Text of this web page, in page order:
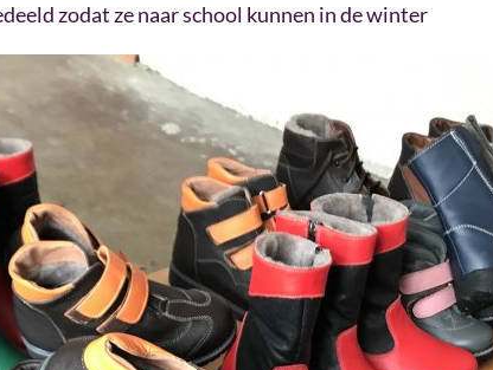
zodat ze naar school kunnen in de winter